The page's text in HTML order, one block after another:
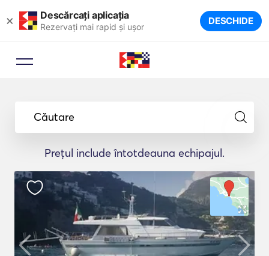
× Descărcați aplicația
Rezervați mai rapid și ușor DESCHIDE
Căutare
Prețul include întotdeauna echipajul.